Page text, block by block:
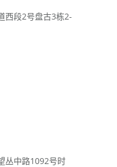
西段2号盘古3栋2-
丛中路1092号时